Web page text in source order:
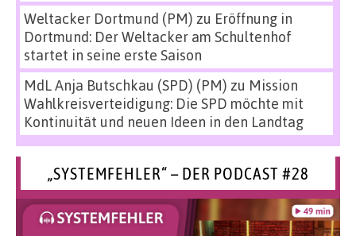
Weltacker Dortmund (PM) zu Eröffnung in
Dortmund: Der Weltacker am Schultenhof
startet in seine erste Saison
MdL Anja Butschkau (SPD) (PM) zu Mission
Wahlkreisverteidigung: Die SPD möchte mit
Kontinuität und neuen Ideen in den Landtag
„SYSTEMFEHLER“ – DER PODCAST #28